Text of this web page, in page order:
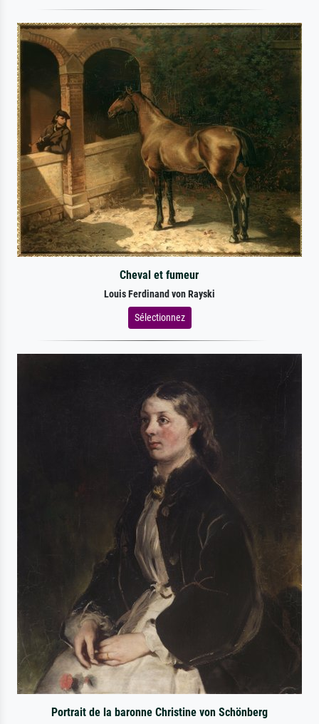
Cheval et fumeur
Louis Ferdinand von Rayski
Sélectionnez
Portrait de la baronne Christine von Schönberg